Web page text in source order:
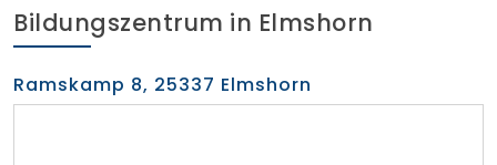
Bildungszentrum in Elmshorn
Ramskamp 8, 25337 Elmshorn